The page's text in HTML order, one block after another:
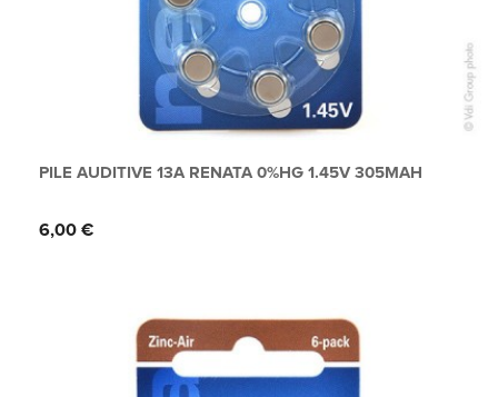
PILE AUDITIVE 13A RENATA 0%HG 1.45V 305MAH
Prix
6,00 €